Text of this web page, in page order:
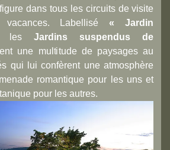
dans tous les circuits de visite
Labellisé« Jardin
lesJardins suspendus de
une multitude de paysages au
qui lui confèrent une atmosphère
romantique pour les uns et
pour les autres.